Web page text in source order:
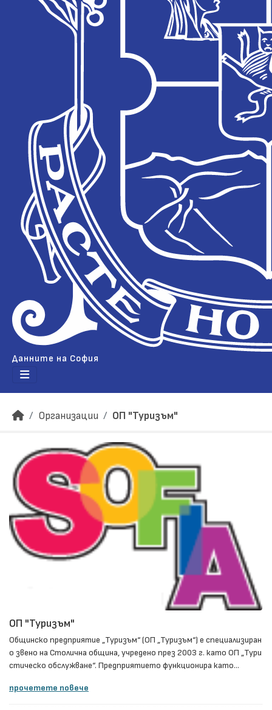
Данните на София
Организации ОП "Туризъм"
ОП "Туризъм"
Общинско предприятие „Туризъм“ (ОП „Туризъм“) е специализиран
о звено на Столична община, учредено през 2003 г. като ОП „Тури
стическо обслужване“. Предприятието функционира като...
прочетете повече